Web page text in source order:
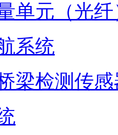
单元（光纤
系统
梁检测传感